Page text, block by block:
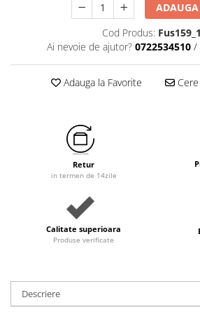
Cod Produs: Fus159_1
Ai nevoie de ajutor? 0722534510 /
Adauga la Favorite Cere
Retur
in termen de 14zile
Calitate superioara
Produse verificate
Descriere